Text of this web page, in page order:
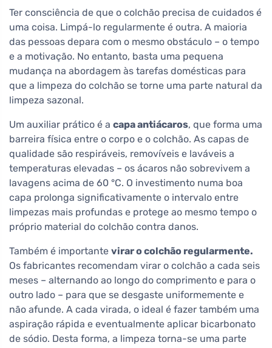
Ter consciência de que o colchão precisa de cuidados é
uma coisa. Limpá-lo regularmente é outra. A maioria
das pessoas depara com o mesmo obstáculo – o tempo
e a motivação. No entanto, basta uma pequena
mudança na abordagem às tarefas domésticas para
que a limpeza do colchão se torne uma parte natural da
limpeza sazonal.
Um auxiliar prático é a capa antiácaros, que forma uma
barreira física entre o corpo e o colchão. As capas de
qualidade são respiráveis, removíveis e laváveis a
temperaturas elevadas – os ácaros não sobrevivem a
lavagens acima de 60 °C. O investimento numa boa
capa prolonga significativamente o intervalo entre
limpezas mais profundas e protege ao mesmo tempo o
próprio material do colchão contra danos.
Também é importante virar o colchão regularmente.
Os fabricantes recomendam virar o colchão a cada seis
meses – alternando ao longo do comprimento e para o
outro lado – para que se desgaste uniformemente e
não afunde. A cada virada, o ideal é fazer também uma
aspiração rápida e eventualmente aplicar bicarbonato
de sódio. Desta forma, a limpeza torna-se uma parte